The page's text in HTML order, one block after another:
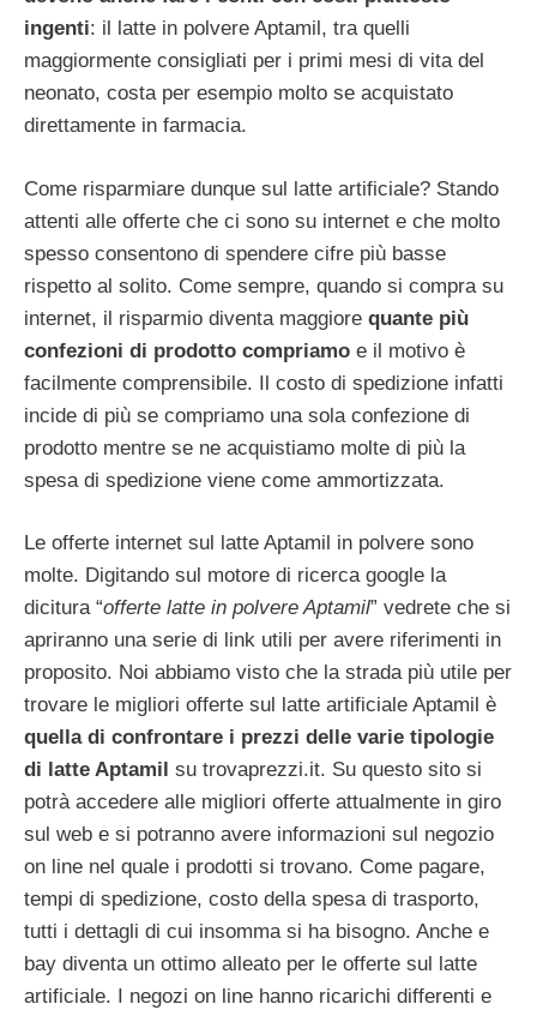
ingenti: il latte in polvere Aptamil, tra quelli
maggiormente consigliati per i primi mesi di vita del
neonato, costa per esempio molto se acquistato
direttamente in farmacia.
Come risparmiare dunque sul latte artificiale? Stando
attenti alle offerte che ci sono su internet e che molto
spesso consentono di spendere cifre più basse
rispetto al solito. Come sempre, quando si compra su
internet, il risparmio diventa maggiore quante più
confezioni di prodotto compriamo e il motivo è
facilmente comprensibile. Il costo di spedizione infatti
incide di più se compriamo una sola confezione di
prodotto mentre se ne acquistiamo molte di più la
spesa di spedizione viene come ammortizzata.
Le offerte internet sul latte Aptamil in polvere sono
molte. Digitando sul motore di ricerca google la
dicitura “offerte latte in polvere Aptamil” vedrete che si
apriranno una serie di link utili per avere riferimenti in
proposito. Noi abbiamo visto che la strada più utile per
trovare le migliori offerte sul latte artificiale Aptamil è
quella di confrontare i prezzi delle varie tipologie
di latte Aptamil su trovaprezzi.it. Su questo sito si
potrà accedere alle migliori offerte attualmente in giro
sul web e si potranno avere informazioni sul negozio
on line nel quale i prodotti si trovano. Come pagare,
tempi di spedizione, costo della spesa di trasporto,
tutti i dettagli di cui insomma si ha bisogno. Anche e
bay diventa un ottimo alleato per le offerte sul latte
artificiale. I negozi on line hanno ricarichi differenti e